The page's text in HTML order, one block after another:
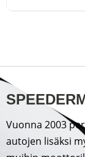
Vuonna 2003
autojen lisäksi